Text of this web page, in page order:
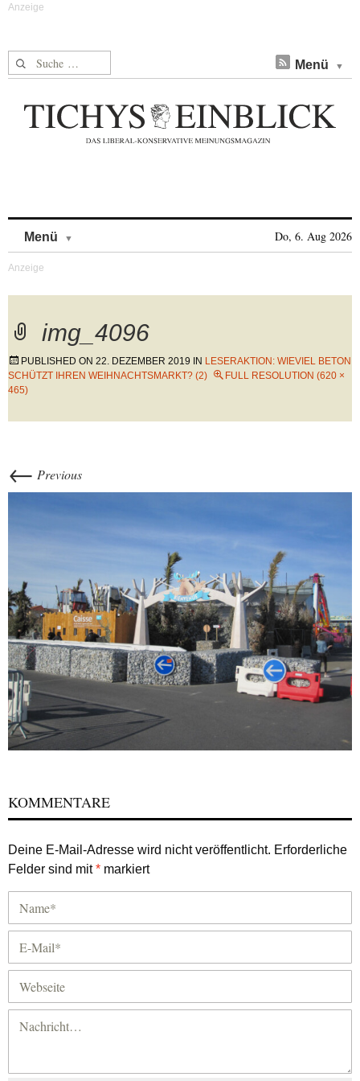
Suche nach: Menü
Menü Do, 6. Aug 2026
img_4096
PUBLISHED ON 22. DEZEMBER 2019 IN LESERAKTION: WIEVIEL BETON
SCHÜTZT IHREN WEIHNACHTSMARKT? (2)
FULL RESOLUTION (620 ×
465)
← Previous
KOMMENTARE
Deine E-Mail-Adresse wird nicht veröffentlicht. Erforderliche
Felder sind mit* markiert